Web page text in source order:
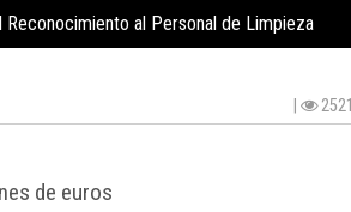
Reconocimiento al Personal de Limpieza
2521
de euros